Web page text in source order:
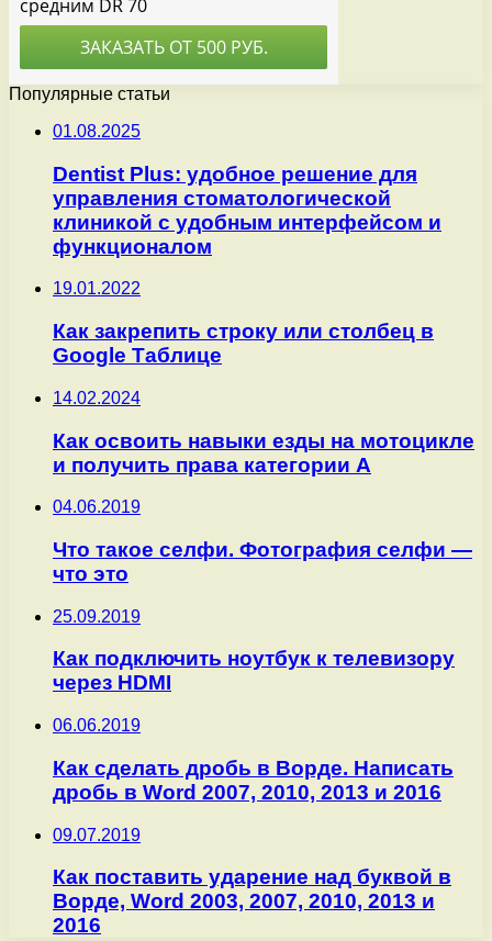
Популярные статьи
01.08.2025
Dentist Plus: удобное решение для
управления стоматологической
клиникой с удобным интерфейсом и
функционалом
19.01.2022
Как закрепить строку или столбец в
Google Таблице
14.02.2024
Как освоить навыки езды на мотоцикле
и получить права категории А
04.06.2019
Что такое селфи. Фотография селфи —
что это
25.09.2019
Как подключить ноутбук к телевизору
через HDMI
06.06.2019
Как сделать дробь в Ворде. Написать
дробь в Word 2007, 2010, 2013 и 2016
09.07.2019
Как поставить ударение над буквой в
Ворде, Word 2003, 2007, 2010, 2013 и
2016